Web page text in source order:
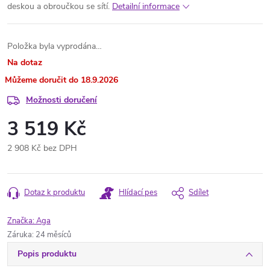
deskou a obroučkou se sítí. Detailní informace
Položka byla vyprodána…
Na dotaz
18.9.2026
Možnosti doručení
3 519 Kč
2 908 Kč bez DPH
cena:
Dotaz k produktu Hlídací pes Sdílet
Značka:Aga
Záruka: 24 měsíců
Popis produktu